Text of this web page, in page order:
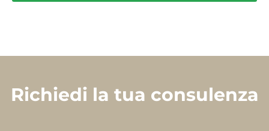
Richiedi la tua consulenza